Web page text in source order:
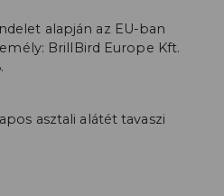
alapján az EU-ban
BrillBird Europe Kft.
asztali alátét tavaszi